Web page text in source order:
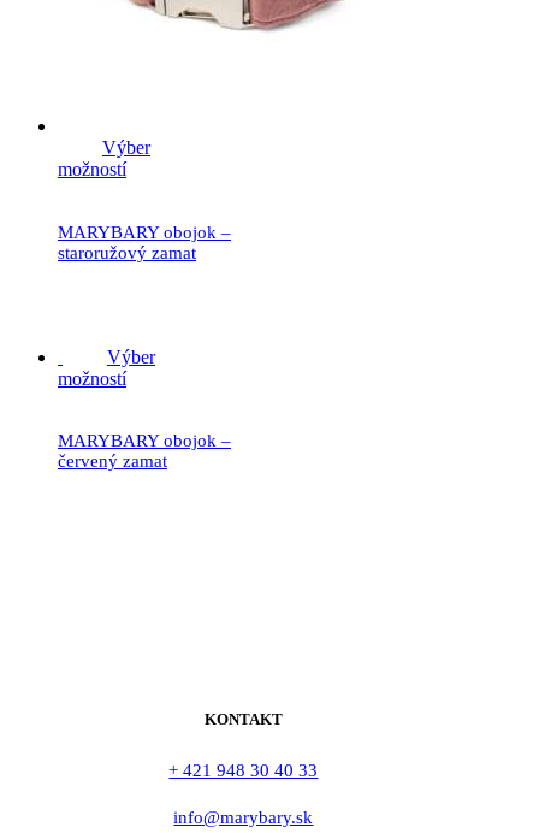
Výber
možností
MARYBARY obojok –
staroružový zamat
Výber
možností
MARYBARY obojok –
červený zamat
KONTAKT
+ 421 948 30 40 33
info@marybary.sk